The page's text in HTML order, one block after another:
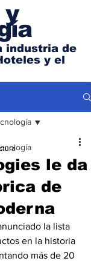
y
industria de
y el
le da
de
la lista
en la historia
más de 20